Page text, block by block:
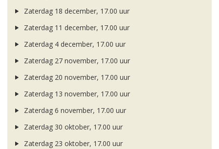
Zaterdag 18 december, 17.00 uur
Zaterdag 11 december, 17.00 uur
Zaterdag 4 december, 17.00 uur
Zaterdag 27 november, 17.00 uur
Zaterdag 20 november, 17.00 uur
Zaterdag 13 november, 17.00 uur
Zaterdag 6 november, 17.00 uur
Zaterdag 30 oktober, 17.00 uur
Zaterdag 23 oktober, 17.00 uur